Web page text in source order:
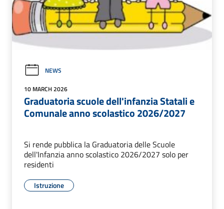
NEWS
10 MARCH 2026
Graduatoria scuole dell'infanzia Statali e
Comunale anno scolastico 2026/2027
Si rende pubblica la Graduatoria delle Scuole
dell'Infanzia anno scolastico 2026/2027 solo per
residenti
Istruzione